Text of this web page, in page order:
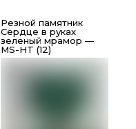
Резной памятник
Сердце в руках
зеленый мрамор —
MS-HT (12)